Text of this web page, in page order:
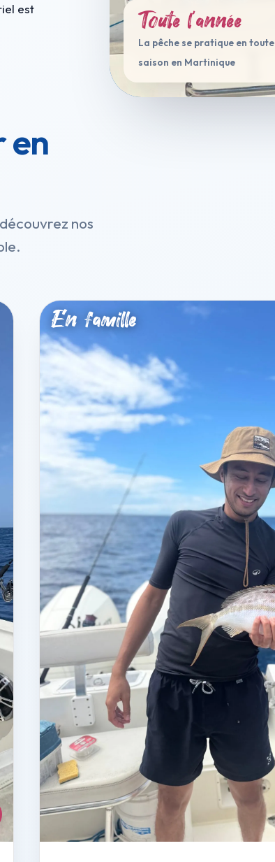
est
Toute l'année
La pêche se pratique en toute
saison en Martinique
en
nos
En famille